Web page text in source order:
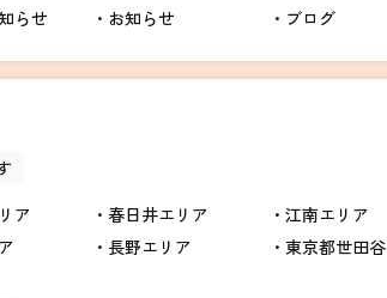
らせ
お知らせ ブログ
ア
春日井エリア
江南エリア
長野エリア 東京都世田谷